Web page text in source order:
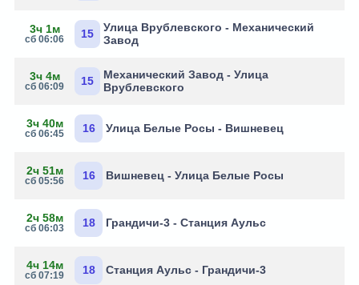
3ч 1м
сб 06:06 15
Улица Врублевского - Механический
Завод
3ч 4м
сб 06:09 15
Механический Завод - Улица
Врублевского
3ч 40м
сб 06:45 16 Улица Белые Росы - Вишневец
2ч 51м
сб 05:56 16 Вишневец - Улица Белые Росы
2ч 58м
сб 06:03 18 Грандичи-3 - Станция Аульс
4ч 14м
сб 07:19 18 Станция Аульс - Грандичи-3